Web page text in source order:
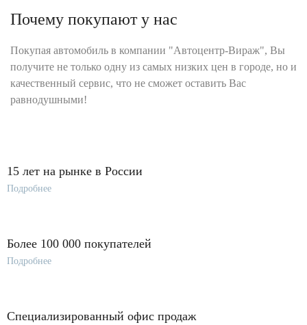
Почему покупают у нас
Покупая автомобиль в компании "Автоцентр-Вираж", Вы
получите не только одну из самых низких цен в городе, но и
качественный сервис, что не сможет оставить Вас
равнодушными!
15 лет на рынке в России
Подробнее
Более 100 000 покупателей
Подробнее
Специализированный офис продаж